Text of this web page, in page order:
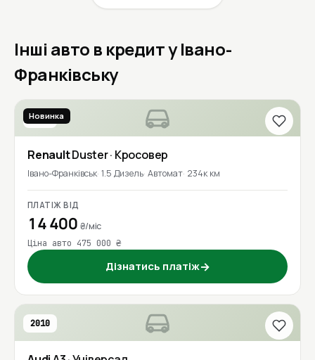
Інші авто в кредит у Івано-
Франківську
2018
Новинка
RenaultDuster· Кросовер
Івано-Франківськ 1.5 Дизель Автомат 234к км
ПЛАТІЖ ВІД
14 400 ₴/міс
Ціна авто 475 000 ₴
Дізнатись платіж→
2010